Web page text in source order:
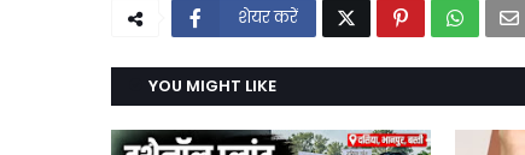
शेयर करें
YOU MIGHT LIKE